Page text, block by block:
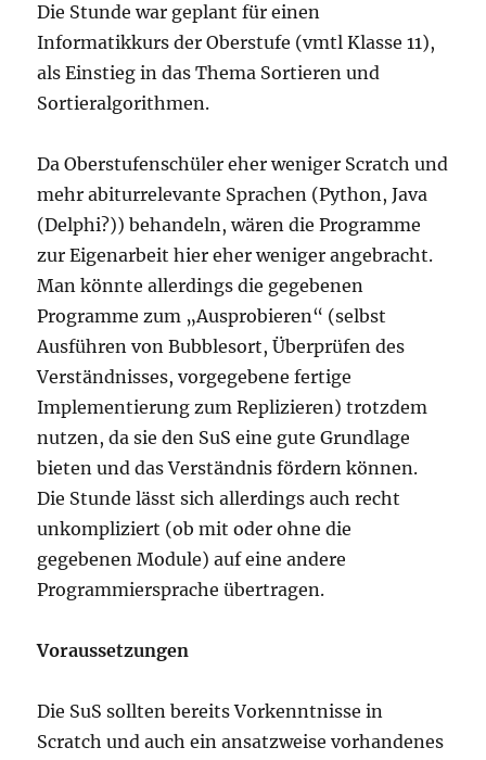
Die Stunde war geplant für einen
Informatikkurs der Oberstufe (vmtl Klasse 11),
als Einstieg in das Thema Sortieren und
Sortieralgorithmen.
Da Oberstufenschüler eher weniger Scratch und
mehr abiturrelevante Sprachen (Python, Java
(Delphi?)) behandeln, wären die Programme
zur Eigenarbeit hier eher weniger angebracht.
Man könnte allerdings die gegebenen
Programme zum „Ausprobieren“ (selbst
Ausführen von Bubblesort, Überprüfen des
Verständnisses, vorgegebene fertige
Implementierung zum Replizieren) trotzdem
nutzen, da sie den SuS eine gute Grundlage
bieten und das Verständnis fördern können.
Die Stunde lässt sich allerdings auch recht
unkompliziert (ob mit oder ohne die
gegebenen Module) auf eine andere
Programmiersprache übertragen.
Voraussetzungen
Die SuS sollten bereits Vorkenntnisse in
Scratch und auch ein ansatzweise vorhandenes